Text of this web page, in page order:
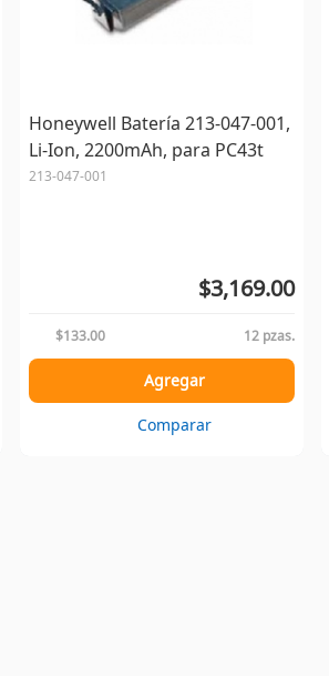
Honeywell Batería 213-047-001,
Li-Ion, 2200mAh, para PC43t
213-047-001
$3,169.00
$133.00 12 pzas.
Agregar
Comparar